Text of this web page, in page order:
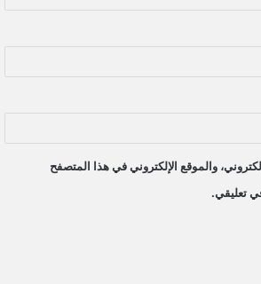
والموقع الإلكتروني في هذا المتصفح
تعليقي.